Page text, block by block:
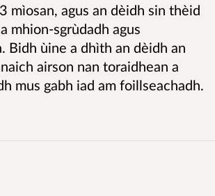
mìosan, agus an dèidh sin thèid
mhion-sgrùdadh agus
Bidh ùine a dhìth an dèidh an
airson nan toraidhean a
mus gabh iad am foillseachadh.